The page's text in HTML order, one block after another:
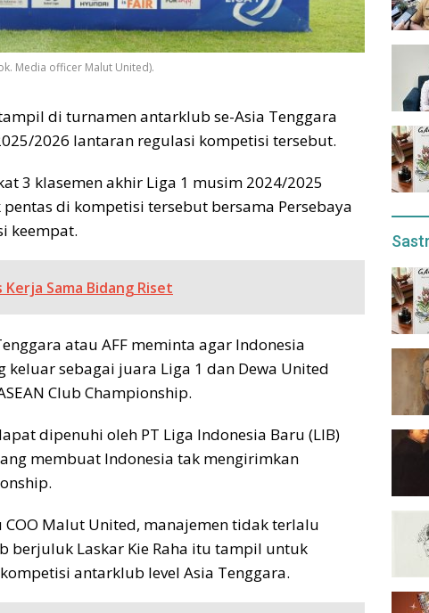
Media officer Malut United).
di turnamen antarklub se-Asia Tenggara
2026 lantaran regulasi kompetisi tersebut.
3 klasemen akhir Liga 1 musim 2024/2025
di kompetisi tersebut bersama Persebaya
keempat.
Kerja Sama Bidang Riset
atau AFF meminta agar Indonesia
sebagai juara Liga 1 dan Dewa United
Club Championship.
dipenuhi oleh PT Liga Indonesia Baru (LIB)
membuat Indonesia tak mengirimkan
Malut United, manajemen tidak terlalu
berjuluk Laskar Kie Raha itu tampil untuk
antarklub level Asia Tenggara.